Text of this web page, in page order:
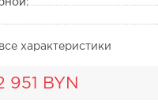
характеристики
951 BYN